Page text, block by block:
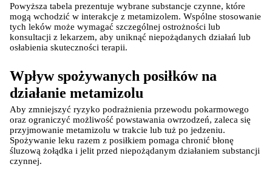
Powyższa tabela prezentuje wybrane substancje czynne, które
mogą wchodzić w interakcje z metamizolem. Wspólne stosowanie
tych leków może wymagać szczególnej ostrożności lub
konsultacji z lekarzem, aby uniknąć niepożądanych działań lub
osłabienia skuteczności terapii.
Wpływ spożywanych posiłków na
działanie metamizolu
Aby zmniejszyć ryzyko podrażnienia przewodu pokarmowego
oraz ograniczyć możliwość powstawania owrzodzeń, zaleca się
przyjmowanie metamizolu w trakcie lub tuż po jedzeniu.
Spożywanie leku razem z posiłkiem pomaga chronić błonę
śluzową żołądka i jelit przed niepożądanym działaniem substancji
czynnej.